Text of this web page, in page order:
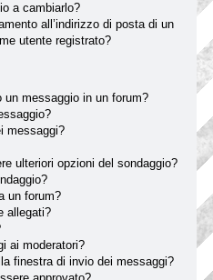
a cambiarlo?
all’indirizzo di posta di un
utente registrato?
un messaggio in un forum?
messaggi?
ulteriori opzioni del sondaggio?
un forum?
allegati?
ai moderatori?
finestra di invio dei messaggi?